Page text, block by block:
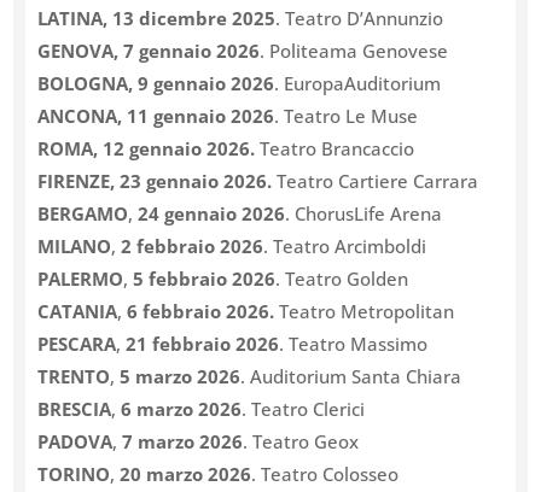
LATINA, 13 dicembre 2025. Teatro D’Annunzio
GENOVA, 7 gennaio 2026. Politeama Genovese
BOLOGNA, 9 gennaio 2026. EuropaAuditorium
ANCONA, 11 gennaio 2026. Teatro Le Muse
ROMA, 12 gennaio 2026.Teatro Brancaccio
FIRENZE, 23 gennaio 2026. Teatro Cartiere Carrara
BERGAMO,24 gennaio 2026. ChorusLife Arena
MILANO,2 febbraio 2026. Teatro Arcimboldi
PALERMO,5 febbraio 2026. Teatro Golden
CATANIA,6 febbraio 2026. Teatro Metropolitan
PESCARA, 21 febbraio 2026. Teatro Massimo
TRENTO,5 marzo 2026. Auditorium Santa Chiara
BRESCIA,6 marzo 2026. Teatro Clerici
PADOVA, 7 marzo 2026. Teatro Geox
TORINO,20 marzo 2026. Teatro Colosseo